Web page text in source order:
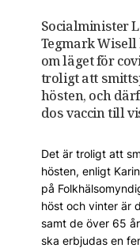
Socialminister
Tegmark
om läget för
troligt att
hösten, och
dos vaccin till
Det är troligt att
hösten, enligt
på
höst och vinter är
samt de över 65
ska erbjudas en